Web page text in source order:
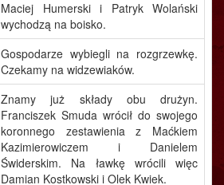
Maciej Humerski i Patryk Wolański
wychodzą na boisko.
Gospodarze wybiegli na rozgrzewkę.
Czekamy na widzewiaków.
Znamy już składy obu drużyn.
Franciszek Smuda wrócił do swojego
koronnego zestawienia z Maćkiem
Kazimierowiczem i Danielem
Świderskim. Na ławkę wrócili więc
Damian Kostkowski i Olek Kwiek.